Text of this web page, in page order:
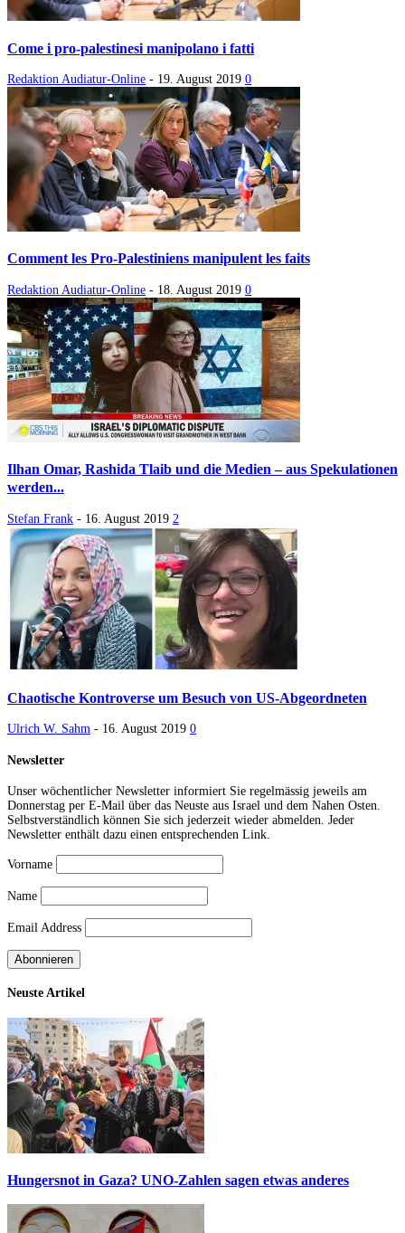
Come i pro-palestinesi manipolano i fatti
Redaktion Audiatur-Online - 19. August 2019 0
Comment les Pro-Palestiniens manipulent les faits
Redaktion Audiatur-Online - 18. August 2019 0
Ilhan Omar, Rashida Tlaib und die Medien – aus Spekulationen
werden...
Stefan Frank - 16. August 2019 2
Chaotische Kontroverse um Besuch von US-Abgeordneten
Ulrich W. Sahm - 16. August 2019 0
Newsletter
Unser wöchentlicher Newsletter informiert Sie regelmässig jeweils am
Donnerstag per E-Mail über das Neuste aus Israel und dem Nahen Osten.
Selbstverständlich können Sie sich jederzeit wieder abmelden. Jeder
Newsletter enthält dazu einen entsprechenden Link.
Vorname
Name
Email Address
Neuste Artikel
Hungersnot in Gaza? UNO-Zahlen sagen etwas anderes